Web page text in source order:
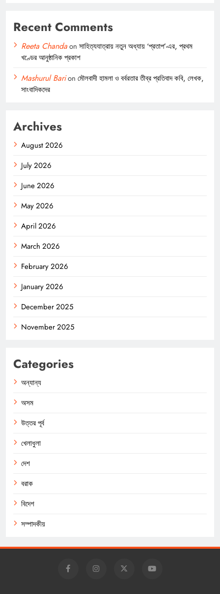
Recent Comments
Reeta Chandaon সাহিত্যযাত্রায় নতুন অধ্যায় ‘প্রতাপ’-এর, প্রথম
খণ্ডের আনুষ্ঠানিক প্রকাশ
Mashurul Barion মৌলবাদী হামলা ও বর্বরতার তীব্র প্রতিবাদ কবি, লেখক,
সাংবাদিকদের
Archives
August 2026
July 2026
June 2026
May 2026
April 2026
March 2026
February 2026
January 2026
December 2025
November 2025
Categories
অন্যান্য
অসম
উত্তর পূর্ব
খেলাধুলা
দেশ
বরাক
বিদেশ
সম্পাদকীয়